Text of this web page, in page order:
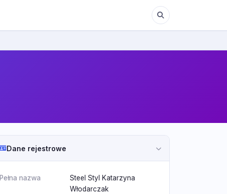
Dane rejestrowe
Pełna nazwa
Steel Styl Katarzyna
Włodarczak